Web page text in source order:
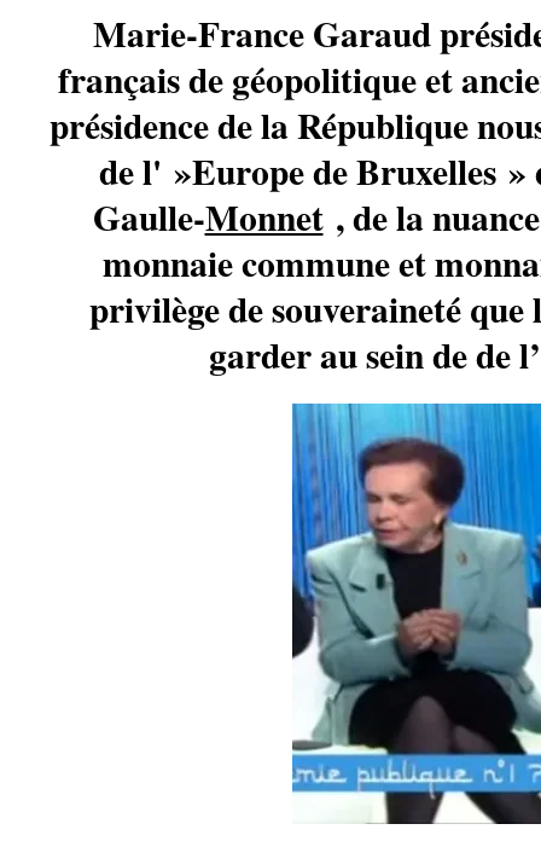
Marie-France Garaud
français de géopolitique et
présidence de la République
de l' »Europe de Bruxelles
Gaulle-Monnet, de la
monnaie commune et
privilège de souveraineté que
garder au sein de de